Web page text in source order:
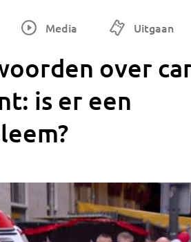
Media Uitgaan
over
is er een